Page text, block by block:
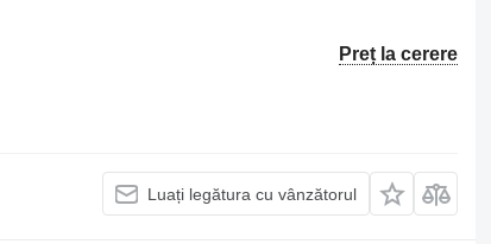
Preț la cerere
Luați legătura cu vânzătorul